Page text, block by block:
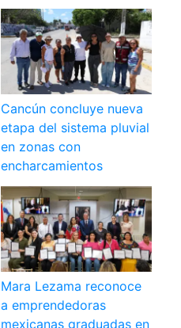
Cancún concluye nueva
etapa del sistema pluvial
en zonas con
encharcamientos
Mara Lezama reconoce
a emprendedoras
mexicanas graduadas en